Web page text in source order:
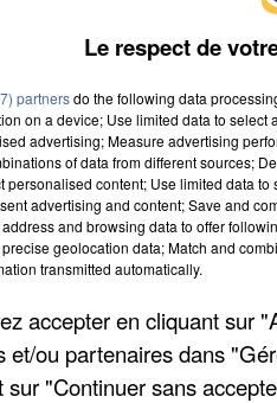
Le respect de
partnersdo the following data
on a device; Use limited data to
advertising; Measure advertising
of data from different sources;
personalised content; Use limited data
advertising and content; Save and
and browsing data to offer
geolocation data; Match and
transmitted automatically.
accepter en cliquant sur
et/ou partenaires dans
sur "Continuer sans